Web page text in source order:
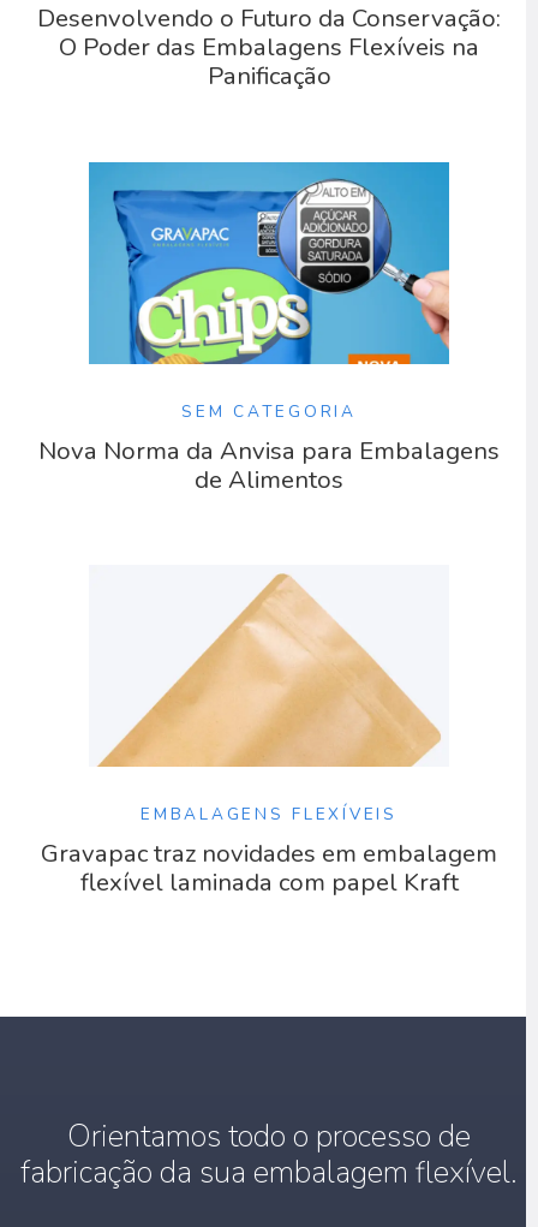
Desenvolvendo o Futuro da Conservação:
O Poder das Embalagens Flexíveis na
Panificação
SEM CATEGORIA
Nova Norma da Anvisa para Embalagens
de Alimentos
EMBALAGENS FLEXÍVEIS
Gravapac traz novidades em embalagem
flexível laminada com papel Kraft
Orientamos todo o processo de
fabricação da sua embalagem flexível.